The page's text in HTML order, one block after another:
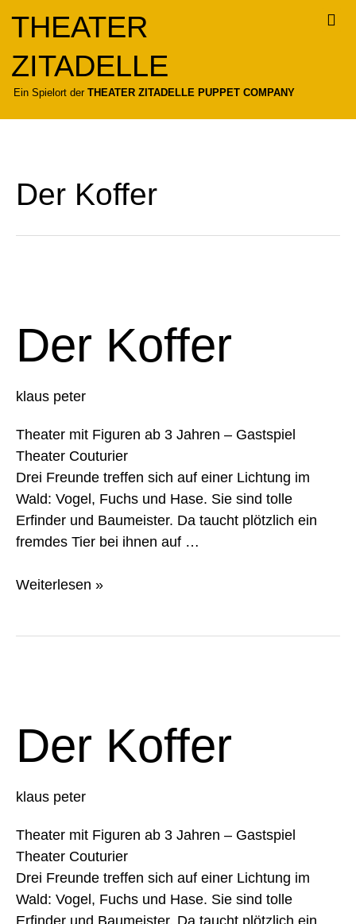
springen
THEATER
ZITADELLE
Ein Spielort derTHEATER ZITADELLE PUPPET COMPANY
Der Koffer
Der Koffer
klaus peter
Theater mit Figuren ab 3 Jahren – Gastspiel
Theater Couturier
Drei Freunde treffen sich auf einer Lichtung im
Wald: Vogel, Fuchs und Hase. Sie sind tolle
Erfinder und Baumeister. Da taucht plötzlich ein
fremdes Tier bei ihnen auf …
Weiterlesen »
Der Koffer
klaus peter
Theater mit Figuren ab 3 Jahren – Gastspiel
Theater Couturier
Drei Freunde treffen sich auf einer Lichtung im
Wald: Vogel, Fuchs und Hase. Sie sind tolle
Erfinder und Baumeister. Da taucht plötzlich ein